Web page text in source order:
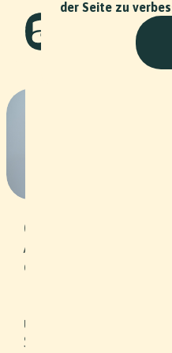
der Seite zu
Chance“ vergibt die
Arbeitsrappen
erwerbslose oder von
unterstützt sie so
Selbständigkeit.